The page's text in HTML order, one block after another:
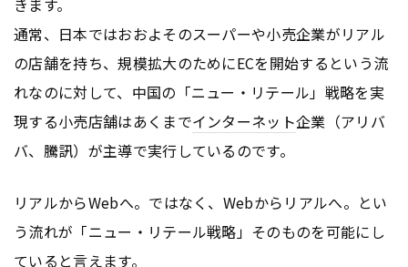
きます。
通常、日本ではおおよそのスーパーや小売企業がリアル
の店舗を持ち、規模拡大のためにECを開始するという流
れなのに対して、中国の「ニュー・リテール」戦略を実
現する小売店舗はあくまでインターネット企業（アリバ
バ、騰訊）が主導で実行しているのです。
リアルからWebへ。ではなく、Webからリアルへ。とい
う流れが「ニュー・リテール戦略」そのものを可能にし
ていると言えます。